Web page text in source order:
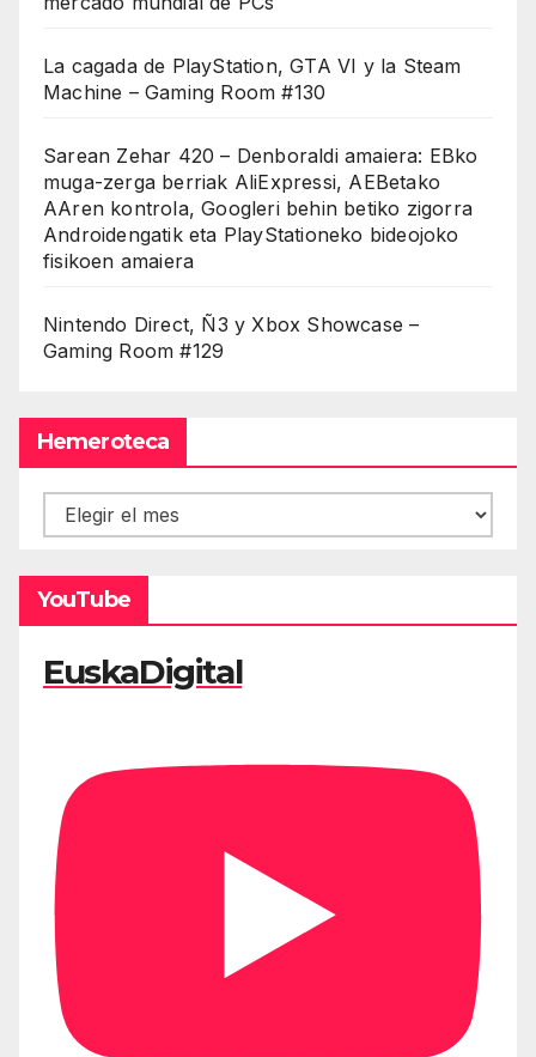
La cagada de PlayStation, GTA VI y la Steam
Machine – Gaming Room #130
Sarean Zehar 420 – Denboraldi amaiera: EBko
muga-zerga berriak AliExpressi, AEBetako
AAren kontrola, Googleri behin betiko zigorra
Androidengatik eta PlayStationeko bideojoko
fisikoen amaiera
Nintendo Direct, Ñ3 y Xbox Showcase –
Gaming Room #129
Hemeroteca
Hemeroteca
YouTube
EuskaDigital